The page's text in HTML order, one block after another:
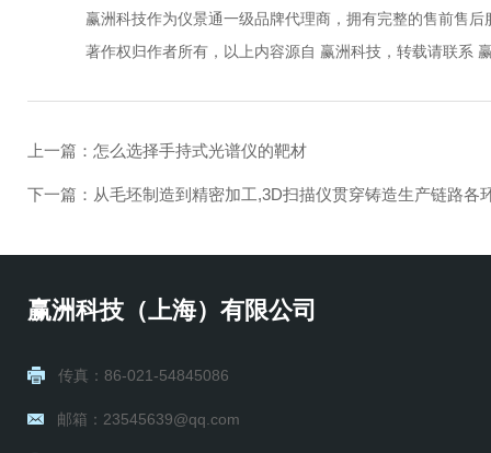
赢洲科技作为仪景通一级品牌代理商，拥有完整的售前售后
著作权归作者所有，以上内容源自 赢洲科技，转载请联系
上一篇： 怎么选择手持式光谱仪的靶材
下一篇： 从毛坯制造到精密加工,3D扫描仪贯穿铸造生产链路各
赢洲科技（上海）有限公司
传真：86-021-54845086
邮箱：23545639@qq.com